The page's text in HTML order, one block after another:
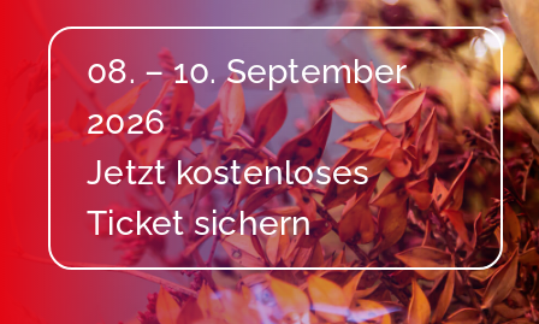
08. – 10. September
2026